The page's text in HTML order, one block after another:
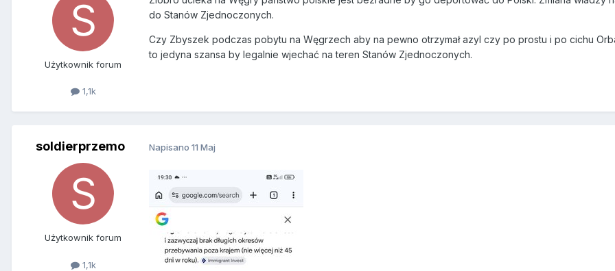
Użytkownik forum
1,1k
do Stanów Zjednoczonych.
Czy Zbyszek podczas pobytu na Węgrzech aby na pewno otrzymał azyl czy po prostu i po cichu
to jedyna szansa by legalnie wjechać na teren Stanów Zjednoczonych.
soldierprzemo
Użytkownik forum
1,1k
Napisano 11 Maj